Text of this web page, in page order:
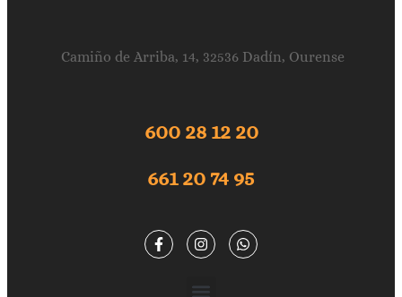
Camiño de Arriba, 14, 32536 Dadín, Ourense
600 28 12 20
661 20 74 95